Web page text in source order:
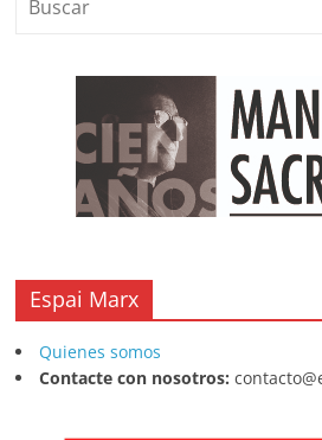
o
o p
Espai Marx
Quienes somos
Contacte con nosotros: